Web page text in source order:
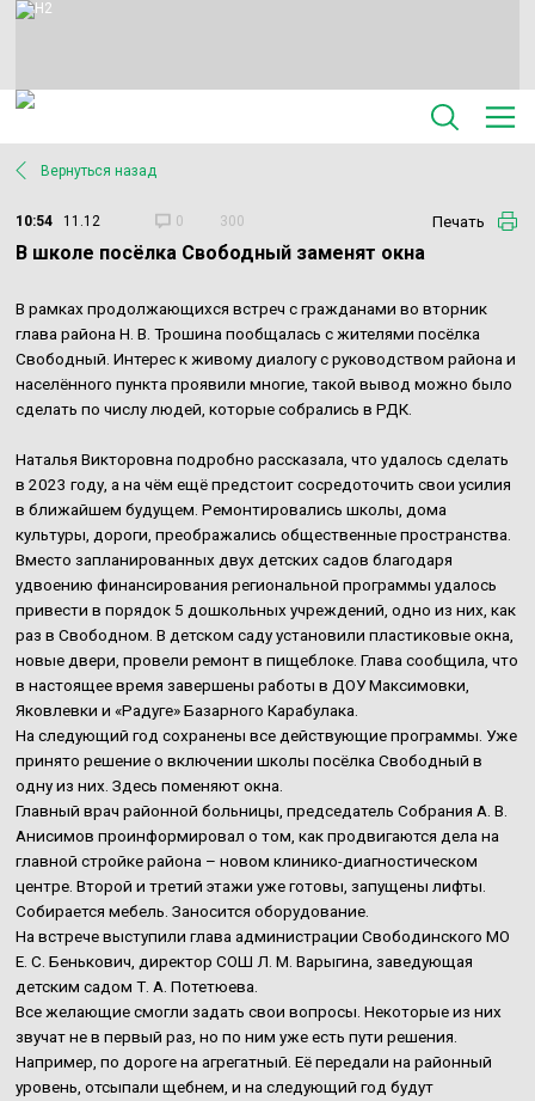
Вернуться назад
10:54 11.12 0 300 Печать
В школе посёлка Свободный заменят окна
В рамках продолжающихся встреч с гражданами во вторник
глава района Н. В. Трошина пообщалась с жителями посёлка
Свободный. Интерес к живому диалогу с руководством района и
населённого пункта проявили многие, такой вывод можно было
сделать по числу людей, которые собрались в РДК.
Наталья Викторовна подробно рассказала, что удалось сделать
в 2023 году, а на чём ещё предстоит сосредоточить свои усилия
в ближайшем будущем. Ремонтировались школы, дома
культуры, дороги, преображались общественные пространства.
Вместо запланированных двух детских садов благодаря
удвоению финансирования региональной программы удалось
привести в порядок 5 дошкольных учреждений, одно из них, как
раз в Свободном. В детском саду установили пластиковые окна,
новые двери, провели ремонт в пищеблоке. Глава сообщила, что
в настоящее время завершены работы в ДОУ Максимовки,
Яковлевки и «Радуге» Базарного Карабулака.
На следующий год сохранены все действующие программы. Уже
принято решение о включении школы посёлка Свободный в
одну из них. Здесь поменяют окна.
Главный врач районной больницы, председатель Собрания А. В.
Анисимов проинформировал о том, как продвигаются дела на
главной стройке района – новом клинико-диагностическом
центре. Второй и третий этажи уже готовы, запущены лифты.
Собирается мебель. Заносится оборудование.
На встрече выступили глава администрации Свободинского МО
Е. С. Бенькович, директор СОШ Л. М. Варыгина, заведующая
детским садом Т. А. Потетюева.
Все желающие смогли задать свои вопросы. Некоторые из них
звучат не в первый раз, но по ним уже есть пути решения.
Например, по дороге на агрегатный. Её передали на районный
уровень, отсыпали щебнем, и на следующий год будут